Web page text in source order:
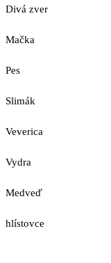
Divá zver
Mačka
Pes
Slimák
Veverica
Vydra
Medveď
hlístovce